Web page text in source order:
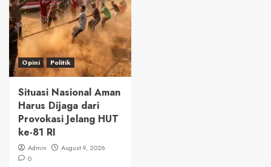
Opini Politik
Situasi Nasional Aman
Harus Dijaga dari
Provokasi Jelang HUT
ke-81 RI
Admin
August 9, 2026
0